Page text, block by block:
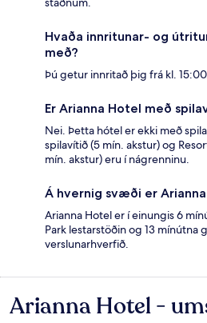
Hvaða innritunar- og
með?
Þú getur innritað þig frá kl.
Er Arianna Hotel með
Nei. Þetta hótel er ekki með
spilavítið (5 mín. akstur) og
mín. akstur) eru í nágrenninu.
Á hvernig svæði er
Arianna Hotel er í einungis 6
Park lestarstöðin og 13
verslunarhverfið.
Umsagnir
Arianna Hotel -